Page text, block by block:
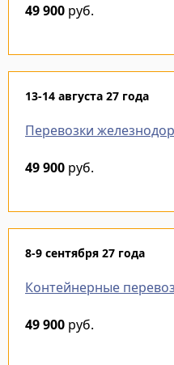
49 900 руб.
13-14 августа 27 года
Перевозки
49 900 руб.
8-9 сентября 27 года
Контейнерные
49 900 руб.